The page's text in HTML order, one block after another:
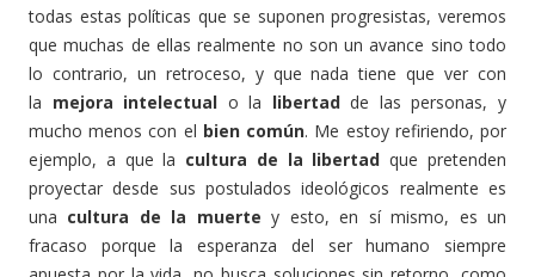
todas estas políticas que se suponen progresistas, veremos
que muchas de ellas realmente no son un avance sino todo
lo contrario, un retroceso, y que nada tiene que ver con
la mejora intelectual o la libertadde las personas, y
mucho menos con el bien común. Me estoy refiriendo, por
ejemplo, a que la cultura de la libertad que pretenden
proyectar desde sus postulados ideológicos realmente es
una cultura de la muerte y esto, en sí mismo, es un
fracaso porque la esperanza del ser humano siempre